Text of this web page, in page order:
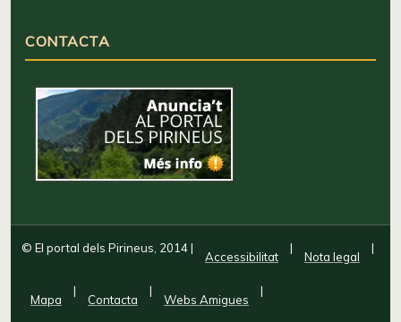
CONTACTA
© El portal dels Pirineus, 2014|
Accessibilitat
|
Nota legal
|
Mapa
|
Contacta
|
Webs Amigues
|